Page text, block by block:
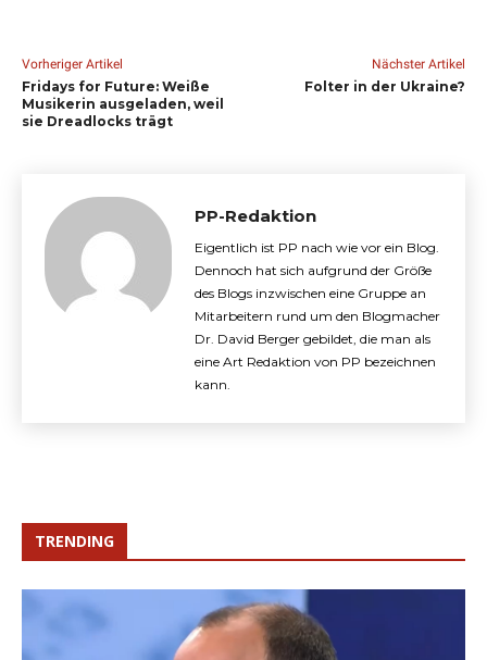
Vorheriger Artikel
Fridays for Future: Weiße
Musikerin ausgeladen, weil
sie Dreadlocks trägt
Nächster Artikel
Folter in der Ukraine?
PP-Redaktion
Eigentlich ist PP nach wie vor ein Blog.
Dennoch hat sich aufgrund der Größe
des Blogs inzwischen eine Gruppe an
Mitarbeitern rund um den Blogmacher
Dr. David Berger gebildet, die man als
eine Art Redaktion von PP bezeichnen
kann.
TRENDING